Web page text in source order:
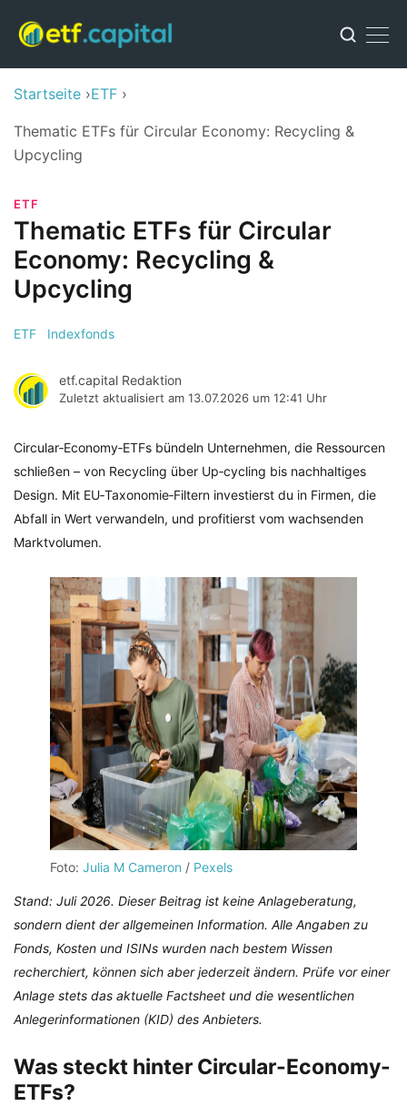
Startseite ETF
Thematic ETFs für Circular Economy: Recycling &
Upcycling
ETF
Thematic ETFs für Circular
Economy: Recycling &
Upcycling
ETF Indexfonds
etf.capital Redaktion
Zuletzt aktualisiert am 13.07.2026 um 12:41 Uhr
Circular‑Economy‑ETFs bündeln Unternehmen, die Ressourcen
schließen – von Recycling über Up‑cycling bis nachhaltiges
Design. Mit EU‑Taxonomie‑Filtern investierst du in Firmen, die
Abfall in Wert verwandeln, und profitierst vom wachsenden
Marktvolumen.
Foto: Julia M Cameron / Pexels
Stand: Juli 2026. Dieser Beitrag ist keine Anlageberatung,
sondern dient der allgemeinen Information. Alle Angaben zu
Fonds, Kosten und ISINs wurden nach bestem Wissen
recherchiert, können sich aber jederzeit ändern. Prüfe vor einer
Anlage stets das aktuelle Factsheet und die wesentlichen
Anlegerinformationen (KID) des Anbieters.
Was steckt hinter Circular-Economy-
ETFs?